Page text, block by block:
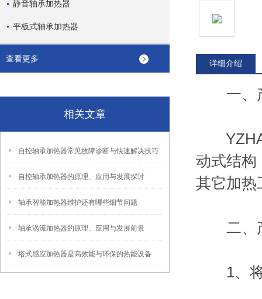
静音轴承加热器
平板式轴承加热器
查看更多
相关文章
自控轴承加热器常见故障诊断与快速解决技巧
自控轴承加热器的原理、应用与发展探讨
轴承智能加热器维护还有哪些细节问题
轴承涡流加热器的原理、应用与发展前景
塔式感应加热器是高效能与环保的热能设备
详细介绍
一、
YZHA-
动式结构
其它加热
二、
1、将